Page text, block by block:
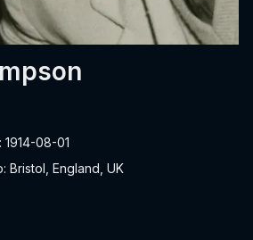
08-01
Bristol, England, UK